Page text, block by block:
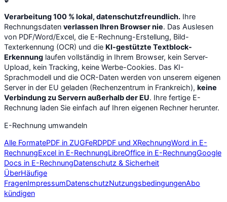
Verarbeitung 100 % lokal, datenschutzfreundlich. Ihre
Rechnungsdaten verlassen Ihren Browser nie. Das Auslesen
von PDF/Word/Excel, die E-Rechnung-Erstellung, Bild-
Texterkennung (OCR) und die KI-gestützte Textblock-
Erkennung laufen vollständig in Ihrem Browser, kein Server-
Upload, kein Tracking, keine Werbe-Cookies. Das KI-
Sprachmodell und die OCR-Daten werden von unserem eigenen
Server in der EU geladen (Rechenzentrum in Frankreich), keine
Verbindung zu Servern außerhalb der EU. Ihre fertige E-
Rechnung laden Sie einfach auf Ihren eigenen Rechner herunter.
E-Rechnung umwandeln
Alle FormatePDF in ZUGFeRDPDF und XRechnungWord in E-
RechnungExcel in E-RechnungLibreOffice in E-RechnungGoogle
Docs in E-RechnungDatenschutz & Sicherheit
ÜberHäufige
FragenImpressumDatenschutzNutzungsbedingungenAbo
kündigen